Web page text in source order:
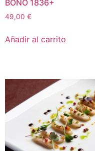
BONO 1836+
49,00 €
Añadir al carrito